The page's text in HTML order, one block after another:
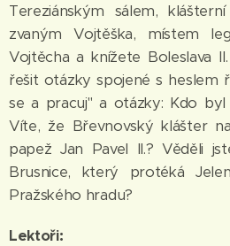
Tereziánským sálem,
zvaným Vojtěška, místem
Vojtěcha a knížete Boleslava
řešit otázky spojené s heslem
se a pracuj" a otázky: Kdo byl
Víte, že Břevnovský klášter
papež Jan Pavel II.? Věděli
Brusnice, který protéká
Pražského hradu?
Lektoři: